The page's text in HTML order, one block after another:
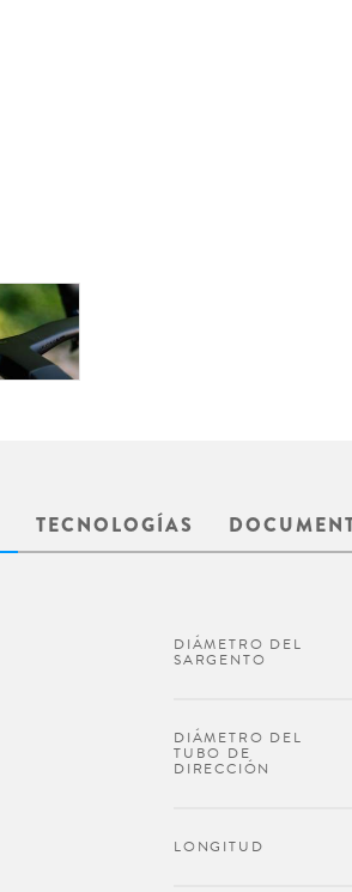
TECNOLOGÍAS
DIÁMETRO DEL
SARGENTO
DIÁMETRO DEL
TUBO DE
DIRECCIÓN
LONGITUD